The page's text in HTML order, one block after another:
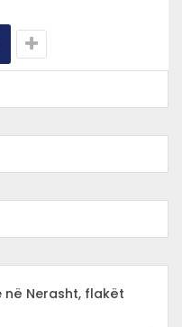
në Nerasht, flakët